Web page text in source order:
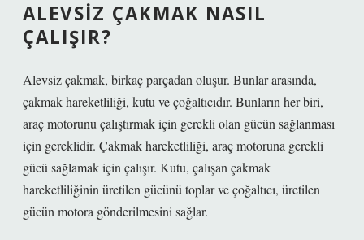
ALEVSIZ ÇAKMAK NASIL
ÇALIŞIR?
Alevsiz çakmak, birkaç parçadan oluşur. Bunlar arasında,
çakmak hareketliliği, kutu ve çoğaltıcıdır. Bunların her biri,
araç motorunu çalıştırmak için gerekli olan gücün sağlanması
için gereklidir. Çakmak hareketliliği, araç motoruna gerekli
gücü sağlamak için çalışır. Kutu, çalışan çakmak
hareketliliğinin üretilen gücünü toplar ve çoğaltıcı, üretilen
gücün motora gönderilmesini sağlar.